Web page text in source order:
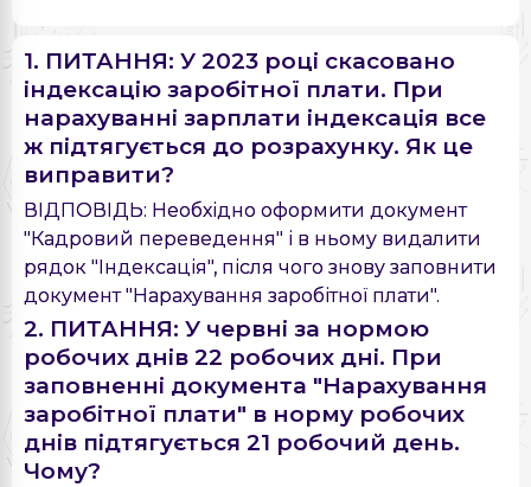
1. ПИТАННЯ: У 2023 році скасовано
індексацію заробітної плати. При
нарахуванні зарплати індексація все
ж підтягується до розрахунку. Як це
виправити?
ВІДПОВІДЬ: Необхідно оформити документ
"Кадровий переведення" і в ньому видалити
рядок "Індексація", після чого знову заповнити
документ "Нарахування заробітної плати".
2. ПИТАННЯ: У червні за нормою
робочих днів 22 робочих дні. При
заповненні документа "Нарахування
заробітної плати" в норму робочих
днів підтягується 21 робочий день.
Чому?